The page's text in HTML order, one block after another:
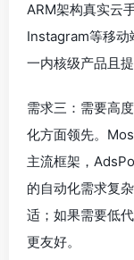
ARM架构真实云
Instagram等移
一内核级产品且
需求三：需要高
化方面领先。
主流框架，
的自动化需求复
适；如果需要低
更友好。